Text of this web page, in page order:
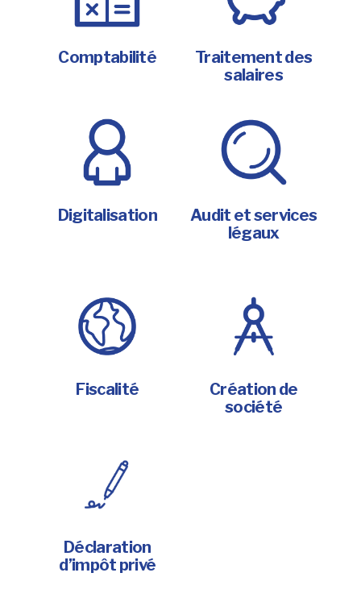
Comptabilité
Traitement des
salaires
Digitalisation
Audit et services
légaux
Fiscalité
Création de
société
Déclaration
d’impôt privé